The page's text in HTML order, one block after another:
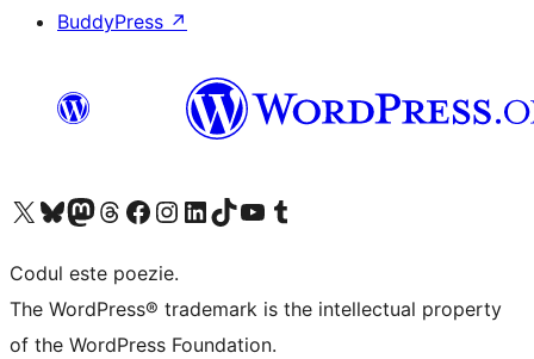
BuddyPress ↗
Mergi la contul nostru X (fost Twitter)
Vizitează contul nostru Bluesky
Vizitează contul nostru Mastodon
Vizitează contul nostru Threads
Vizitează pagina noastră Facebook
Vizitează-ne pe Instagram
Vizitează-ne pe LinkedIn
Vizitează contul nostru TikTok
Vizitează canalul nostru YouTube
Vizitează contul nostru Tumblr
Codul este poezie.
The WordPress® trademark is the intellectual property
of the WordPress Foundation.